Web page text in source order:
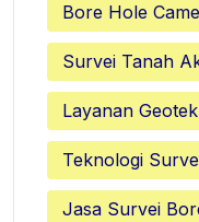
Bore Hole
Survei Tanah
Layanan
Teknologi
Jasa Survei